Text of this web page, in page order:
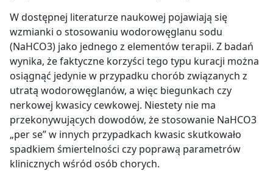
W dostępnej literaturze naukowej pojawiają się
wzmianki o stosowaniu wodorowęglanu sodu
(NaHCO3) jako jednego z elementów terapii. Z badań
wynika, że faktyczne korzyści tego typu kuracji można
osiągnąć jedynie w przypadku chorób związanych z
utratą wodorowęglanów, a więc biegunkach czy
nerkowej kwasicy cewkowej. Niestety nie ma
przekonywujących dowodów, że stosowanie NaHCO3
„per se” w innych przypadkach kwasic skutkowało
spadkiem śmiertelności czy poprawą parametrów
klinicznych wśród osób chorych.